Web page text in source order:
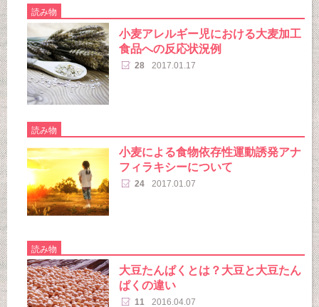
読み物
小麦アレルギー児における大麦加工
食品への反応状況例
28 2017.01.17
読み物
小麦による食物依存性運動誘発アナ
フィラキシーについて
24 2017.01.07
読み物
大豆たんぱくとは？大豆と大豆たん
ぱくの違い
11 2016.04.07